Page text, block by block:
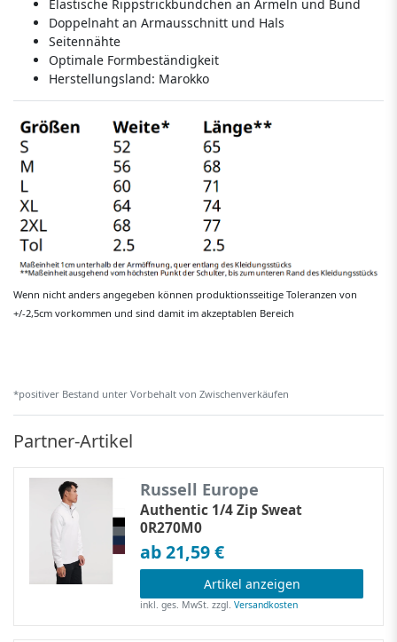
Elastische Rippstrickbündchen an Ärmeln und Bund
Doppelnaht an Armausschnitt und Hals
Seitennähte
Optimale Formbeständigkeit
Herstellungsland: Marokko
Wenn nicht anders angegeben können produktionsseitige Toleranzen von
+/-2,5cm vorkommen und sind damit im akzeptablen Bereich
*positiver Bestand unter Vorbehalt von Zwischenverkäufen
Partner-Artikel
Russell Europe
Authentic 1/4 Zip Sweat
0R270M0
ab 21,59 €
Artikel anzeigen
inkl. ges. MwSt. zzgl.Versandkosten